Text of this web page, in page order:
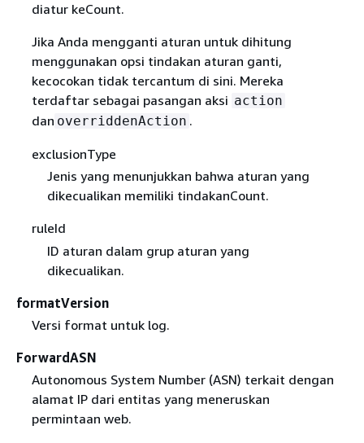
diatur keCount.
Jika Anda mengganti aturan untuk dihitung
menggunakan opsi tindakan aturan ganti,
kecocokan tidak tercantum di sini. Mereka
terdaftar sebagai pasangan aksi action
dan overriddenAction .
exclusionType
Jenis yang menunjukkan bahwa aturan yang
dikecualikan memiliki tindakanCount.
ruleId
ID aturan dalam grup aturan yang
dikecualikan.
formatVersion
Versi format untuk log.
ForwardASN
Autonomous System Number (ASN) terkait dengan
alamat IP dari entitas yang meneruskan
permintaan web.